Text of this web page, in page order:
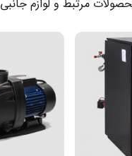
مرتبط و لوازم جانبی